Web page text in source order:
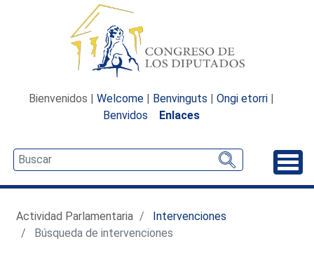
Bienvenidos | Welcome | Benvinguts | Ongi etorri |
Benvidos
Enlaces
Actividad Parlamentaria
Intervenciones
Búsqueda de intervenciones